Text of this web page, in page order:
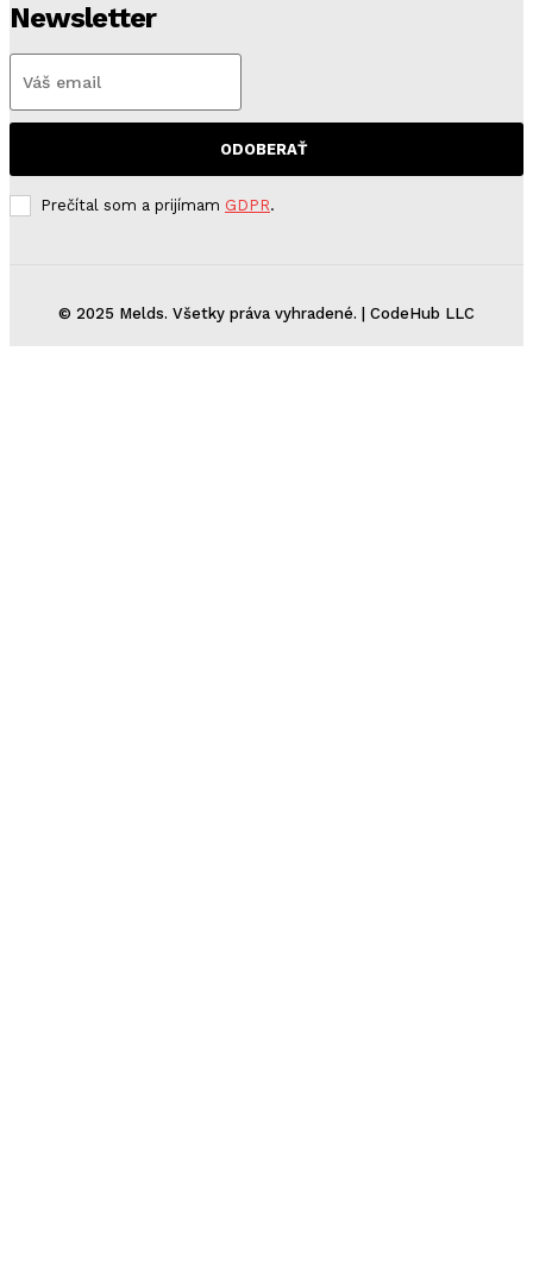
Newsletter
ODOBERAŤ
Prečítal som a prijímam GDPR.
© 2025 Melds. Všetky práva vyhradené. | CodeHub LLC